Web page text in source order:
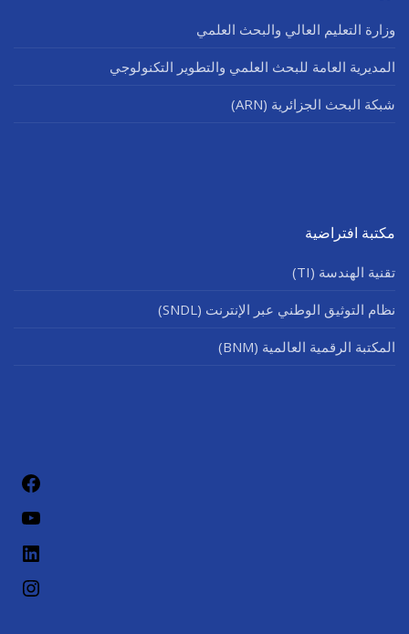
وزارة التعليم العالي والبحث العلمي
المديرية العامة للبحث العلمي والتطوير التكنولوجي
شبكة البحث الجزائرية (ARN)
مكتبة افتراضية
تقنية الهندسة (TI)
نظام التوثيق الوطني عبر الإنترنت (SNDL)
المكتبة الرقمية العالمية (BNM)
لينكد إن